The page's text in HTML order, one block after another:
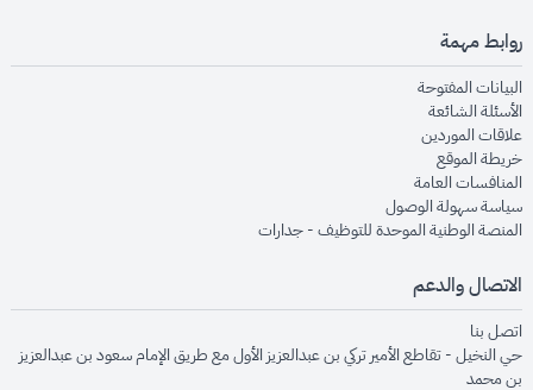
روابط مهمة
البيانات المفتوحةopens in new window
الأسئلة الشائعةopens in new window
علاقات الموردينopens in new window
خريطة الموقعopens in new window
المنافسات العامةopens in new window
سياسة سهولة الوصولopens in new window
المنصة الوطنية الموحدة للتوظيف - جداراتopens in new window
الاتصال والدعم
اتصل بنا
حي النخيل - تقاطع الأمير تركي بن عبدالعزيز الأول مع طريق الإمام سعود بن عبدالعزيز
بن محمد